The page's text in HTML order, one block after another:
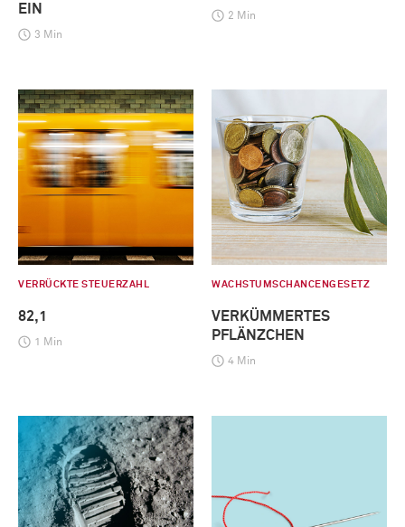
EIN
3 Min
2 Min
VERRÜCKTE STEUERZAHL
82,1
1 Min
WACHSTUMSCHANCENGESETZ
VERKÜMMERTES
PFLÄNZCHEN
4 Min